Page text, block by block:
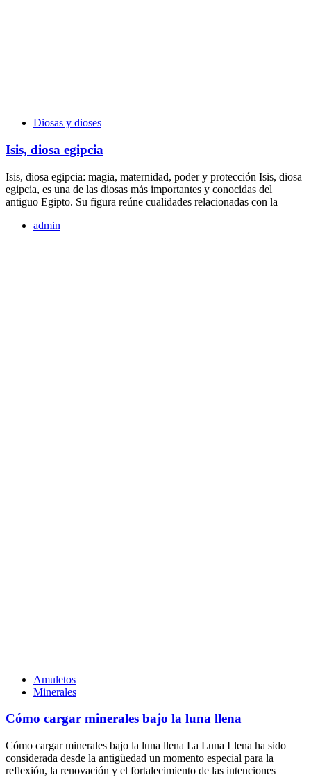
Diosas y dioses
Isis, diosa egipcia
Isis, diosa egipcia: magia, maternidad, poder y protección Isis, diosa
egipcia, es una de las diosas más importantes y conocidas del
antiguo Egipto. Su figura reúne cualidades relacionadas con la
admin
Amuletos
Minerales
Cómo cargar minerales bajo la luna llena
Cómo cargar minerales bajo la luna llena La Luna Llena ha sido
considerada desde la antigüedad un momento especial para la
reflexión, la renovación y el fortalecimiento de las intenciones